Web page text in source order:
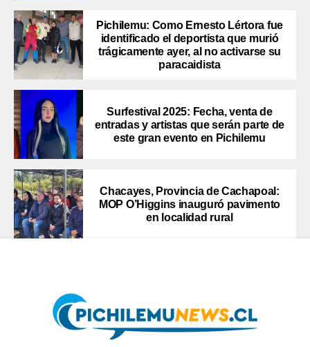
Pichilemu: Como Ernesto Lértora fue
identificado el deportista que murió
trágicamente ayer, al no activarse su
paracaidista
Surfestival 2025: Fecha, venta de
entradas y artistas que serán parte de
este gran evento en Pichilemu
Chacayes, Provincia de Cachapoal:
MOP O’Higgins inauguró pavimento
en localidad rural